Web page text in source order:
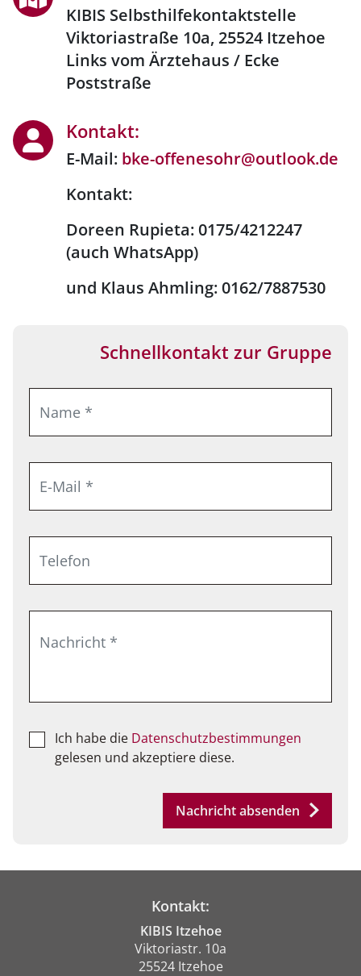
KIBIS Selbsthilfekontaktstelle
Viktoriastraße 10a, 25524 Itzehoe
Links vom Ärztehaus / Ecke
Poststraße
Kontakt:
E-Mail: bke-offenesohr@outlook.de
Kontakt:
Doreen Rupieta: 0175/4212247
(auch WhatsApp)
und Klaus Ahmling: 0162/7887530
Schnellkontakt zur Gruppe
Ich habe die Datenschutzbestimmungen
gelesen und akzeptiere diese.
Nachricht absenden
Kontakt:
KIBIS Itzehoe
Viktoriastr. 10a
25524 Itzehoe